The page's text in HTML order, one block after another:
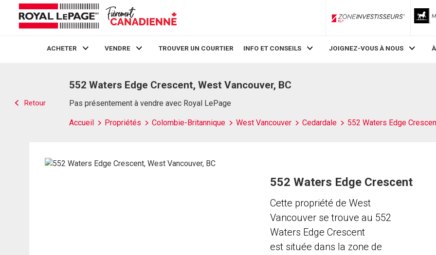
ZoneInvestisseurs RLP
ACHETER VENDRE TROUVER UN COURTIER INFO ET CONSEILS JOIGNEZ-VOUS À NOUS
Retour
552 Waters Edge Crescent, West Vancouver, BC
Pas présentement à vendre avec Royal LePage
Accueil Propriétés Colombie-Britannique West Vancouver Cedardale 552 Waters Edge
552 Waters Edge Crescent
Cette propriété de West
Vancouver se trouve au 552
Waters Edge Crescent
est située dans la zone de